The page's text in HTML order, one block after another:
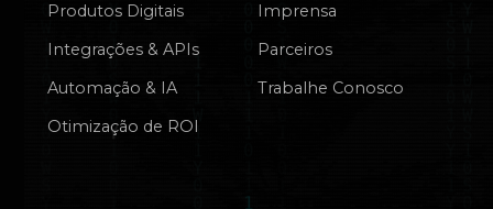
Produtos Digitais
Integrações & APIs
Automação & IA
Otimização de ROI
Imprensa
Parceiros
Trabalhe Conosco